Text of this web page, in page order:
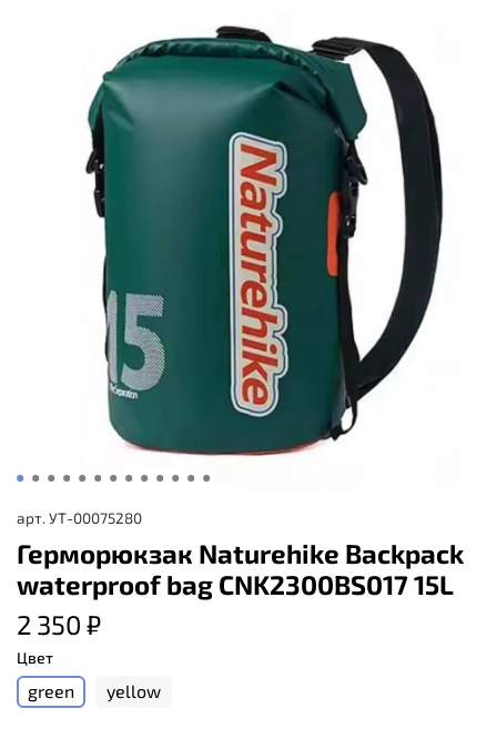
арт. УТ-00075280
Герморюкзак Naturehike Backpack
waterproof bag CNK2300BS017 15L
2 350 ₽
Цвет
green yellow